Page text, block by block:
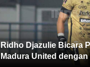
Ridho Djazulie Bicara
Madura United dengan